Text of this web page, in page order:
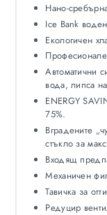
Нано-
Ice Bank
Екологичен
Автоматични
вода, липса
ENERGY
75%.
Вградените
стъкло за
Входящ
Механичен
Тавичка за
Редуцир